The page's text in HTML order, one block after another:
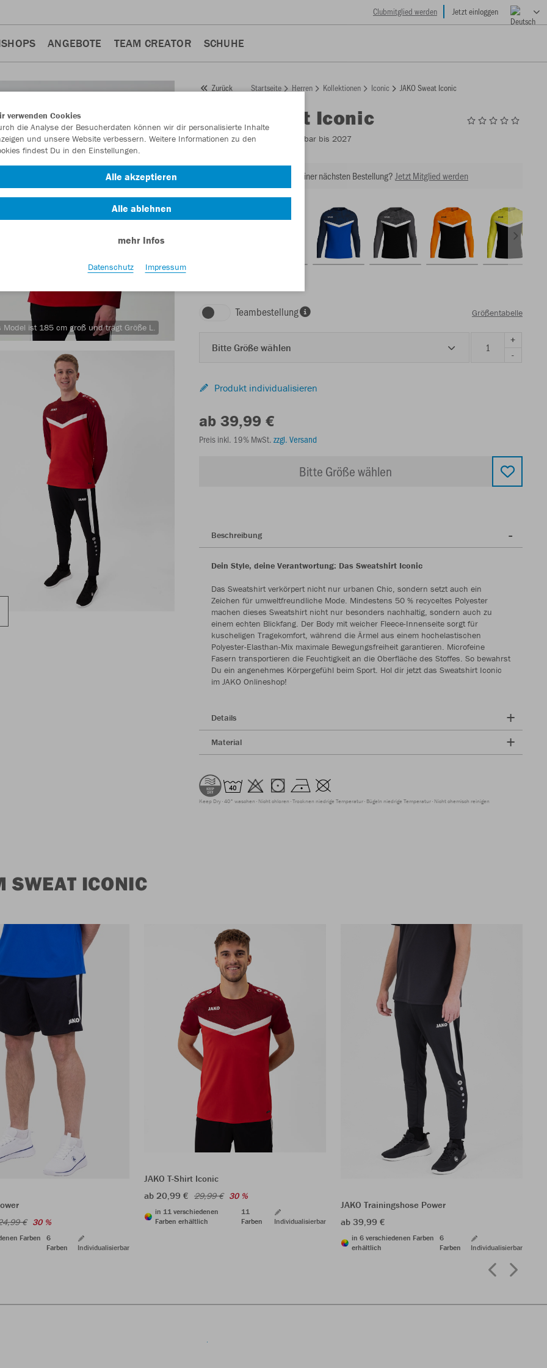
Clubmitglied werden Jetzt einloggen
ANGEBOTE TEAM CREATOR SCHUHE
Model ist 185 cm groß und trägt Größe L.
Zurück Startseite Herren Kollektionen Iconic JAKO Sweat Iconic
Sweat Iconic
Artikelnummer: - Lieferbar bis 2027
Lust auf 30% Rabatt bei Deiner nächsten Bestellung? Jetzt Mitglied werden
Teambestellung Größentabelle
Bitte Größe wählen
+
-
Produkt individualisieren
ab 39,99 €
Preis inkl. 19% MwSt. zzgl. Versand
Bitte Größe wählen
Beschreibung
Dein Style, deine Verantwortung: Das Sweatshirt Iconic
Das Sweatshirt verkörpert nicht nur urbanen Chic, sondern setzt auch ein
Zeichen für umweltfreundliche Mode. Mindestens 50 % recyceltes Polyester
machen dieses Sweatshirt nicht nur besonders nachhaltig, sondern auch zu
einem echten Blickfang. Der Body mit weicher Fleece-Innenseite sorgt für
kuscheligen Tragekomfort, während die Ärmel aus einem hochelastischen
Polyester-Elasthan-Mix maximale Bewegungsfreiheit garantieren. Microfeine
Fasern transportieren die Feuchtigkeit an die Oberfläche des Stoffes. So bewahrst
Du ein angenehmes Körpergefühl beim Sport. Hol dir jetzt das Sweatshirt Iconic
im JAKO Onlineshop!
Details
Material
Keep Dry 40° waschen Nicht chloren Trocknen niedrige Temperatur Bügeln niedrige Temperatur Nicht chemisch reinigen
SWEAT ICONIC
€ 30 %
Farben
6
Farben
Individualisierbar
JAKO T-Shirt Iconic
ab 20,99 € 29,99 € 30 %
in 11 verschiedenen
Farben erhältlich
11
Farben
Individualisierbar
JAKO Trainingshose Power
ab 39,99 €
in 6 verschiedenen Farben
erhältlich
6
Farben
Individualisierbar
verwenden Cookies
die Analyse der Besucherdaten können wir dir personalisierte Inhalte
und unsere Website verbessern. Weitere Informationen zu den
findest Du in den Einstellungen.
Alle akzeptieren
Alle ablehnen
mehr Infos
Datenschutz Impressum